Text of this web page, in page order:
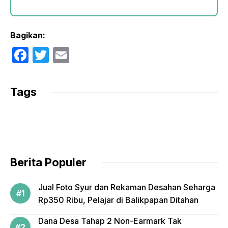
Bagikan:
F
c
e
o
k
T
Tags
Berita Populer
Jual Foto Syur dan Rekaman Desahan Seharga
Rp350 Ribu, Pelajar di Balikpapan Ditahan
Dana Desa Tahap 2 Non-Earmark Tak